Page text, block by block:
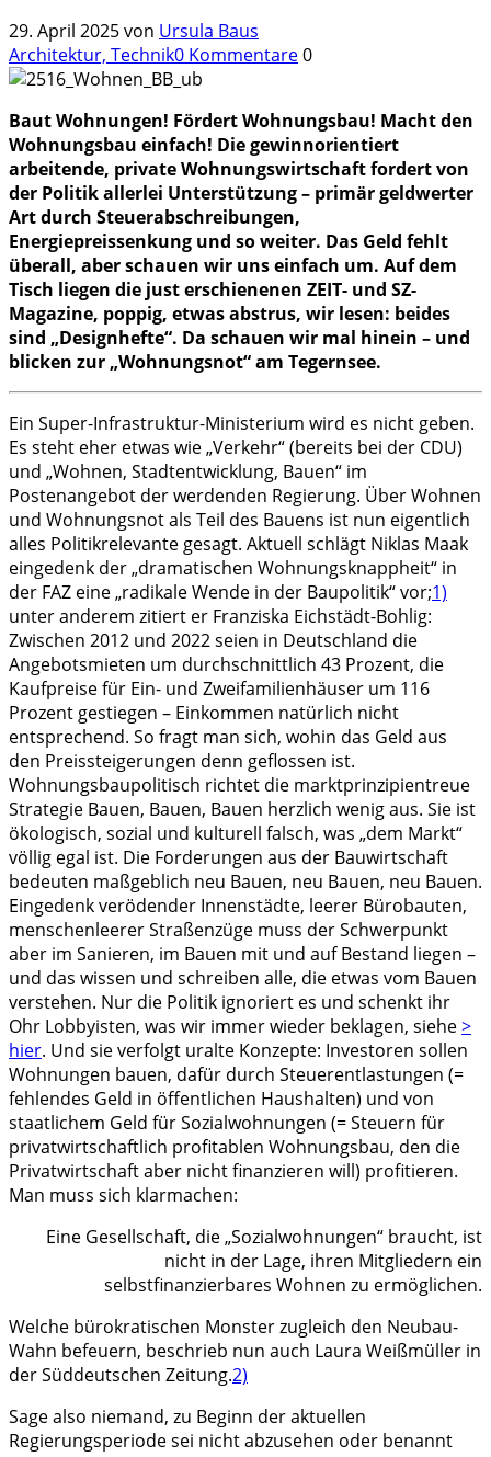
29. April 2025von Ursula Baus
Architektur, Technik0 Kommentare0
Baut Wohnungen! Fördert Wohnungsbau! Macht den
Wohnungsbau einfach! Die gewinnorientiert
arbeitende, private Wohnungswirtschaft fordert von
der Politik allerlei Unterstützung – primär geldwerter
Art durch Steuerabschreibungen,
Energiepreissenkung und so weiter. Das Geld fehlt
überall, aber schauen wir uns einfach um. Auf dem
Tisch liegen die just erschienenen ZEIT- und SZ-
Magazine, poppig, etwas abstrus, wir lesen: beides
sind „Designhefte“. Da schauen wir mal hinein – und
blicken zur „Wohnungsnot“ am Tegernsee.
Ein Super-Infrastruktur-Ministerium wird es nicht geben.
Es steht eher etwas wie „Verkehr“ (bereits bei der CDU)
und „Wohnen, Stadtentwicklung, Bauen“ im
Postenangebot der werdenden Regierung. Über Wohnen
und Wohnungsnot als Teil des Bauens ist nun eigentlich
alles Politikrelevante gesagt. Aktuell schlägt Niklas Maak
eingedenk der „dramatischen Wohnungsknappheit“ in
der FAZ eine „radikale Wende in der Baupolitik“ vor;1)
unter anderem zitiert er Franziska Eichstädt-Bohlig:
Zwischen 2012 und 2022 seien in Deutschland die
Angebotsmieten um durchschnittlich 43 Prozent, die
Kaufpreise für Ein- und Zweifamilienhäuser um 116
Prozent gestiegen – Einkommen natürlich nicht
entsprechend. So fragt man sich, wohin das Geld aus
den Preissteigerungen denn geflossen ist.
Wohnungsbaupolitisch richtet die marktprinzipientreue
Strategie Bauen, Bauen, Bauen herzlich wenig aus. Sie ist
ökologisch, sozial und kulturell falsch, was „dem Markt“
völlig egal ist. Die Forderungen aus der Bauwirtschaft
bedeuten maßgeblich neu Bauen, neu Bauen, neu Bauen.
Eingedenk verödender Innenstädte, leerer Bürobauten,
menschenleerer Straßenzüge muss der Schwerpunkt
aber im Sanieren, im Bauen mit und auf Bestand liegen –
und das wissen und schreiben alle, die etwas vom Bauen
verstehen. Nur die Politik ignoriert es und schenkt ihr
Ohr Lobbyisten, was wir immer wieder beklagen, siehe>
hier. Und sie verfolgt uralte Konzepte: Investoren sollen
Wohnungen bauen, dafür durch Steuerentlastungen (=
fehlendes Geld in öffentlichen Haushalten) und von
staatlichem Geld für Sozialwohnungen (= Steuern für
privatwirtschaftlich profitablen Wohnungsbau, den die
Privatwirtschaft aber nicht finanzieren will) profitieren.
Man muss sich klarmachen:
Eine Gesellschaft, die „Sozialwohnungen“ braucht, ist
nicht in der Lage, ihren Mitgliedern ein
selbstfinanzierbares Wohnen zu ermöglichen.
Welche bürokratischen Monster zugleich den Neubau-
Wahn befeuern, beschrieb nun auch Laura Weißmüller in
der Süddeutschen Zeitung.2)
Sage also niemand, zu Beginn der aktuellen
Regierungsperiode sei nicht abzusehen oder benannt